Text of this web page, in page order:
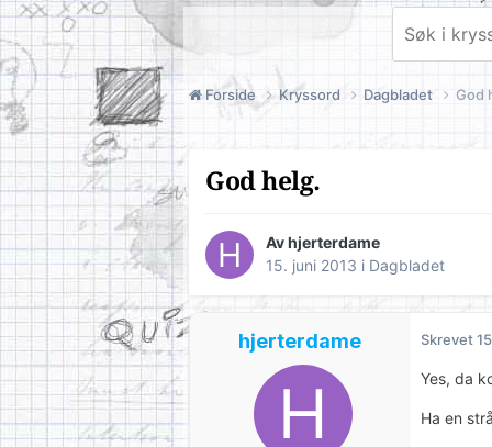
Forside Kryssord Dagbladet God
God helg.
Avhjerterdame
15. juni 2013 i Dagbladet
hjerterdame Skrevet
Yes, da
Ha en